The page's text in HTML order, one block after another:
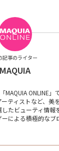
記事のライター
MAQUIA
MAQUIA ONLINE」
ティストなど、美
たビューティ情報
による積極的なブ